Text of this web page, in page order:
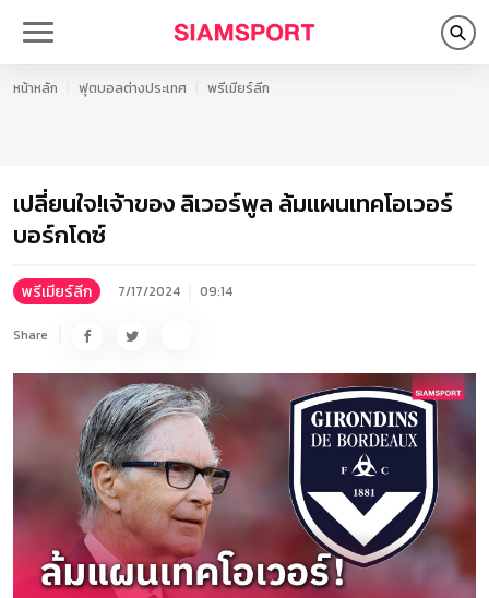
หน้าหลัก ฟุตบอลต่างประเทศ พรีเมียร์ลีก
เปลี่ยนใจ!เจ้าของ ลิเวอร์พูล ล้มแผนเทคโอเวอร์
บอร์กโดซ์
พรีเมียร์ลีก 7/17/2024 09:14
Share